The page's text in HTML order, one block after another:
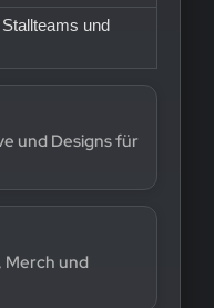
und
und Designs für
Merch und